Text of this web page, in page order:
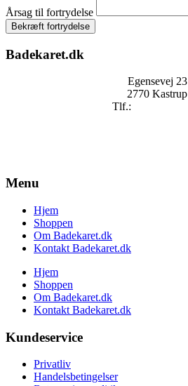
Årsag til fortrydelse
Bekræft fortrydelse
Badekaret.dk
Egensevej 23
2770 Kastrup
Tlf.:
Menu
Hjem
Shoppen
Om Badekaret.dk
Kontakt Badekaret.dk
Hjem
Shoppen
Om Badekaret.dk
Kontakt Badekaret.dk
Kundeservice
Privatliv
Handelsbetingelser